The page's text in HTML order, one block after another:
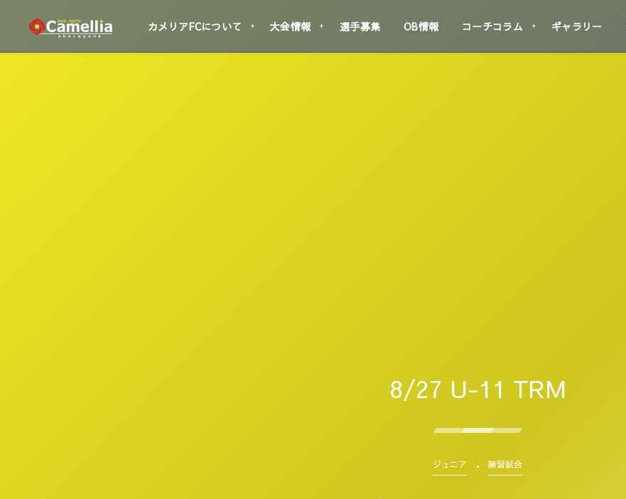
カメリアFCについて 大会情報 選手募集 OB情報 コーチコラム ギャラリー
8/27 U-11 TRM
ジュニア 練習試合